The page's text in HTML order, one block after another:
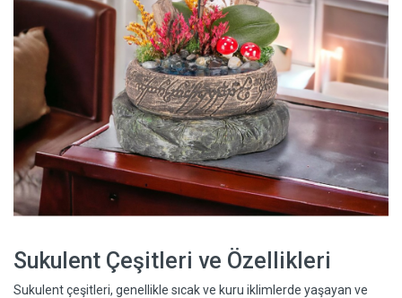
Sukulent Çeşitleri ve Özellikleri
Sukulent çeşitleri, genellikle sıcak ve kuru iklimlerde yaşayan ve